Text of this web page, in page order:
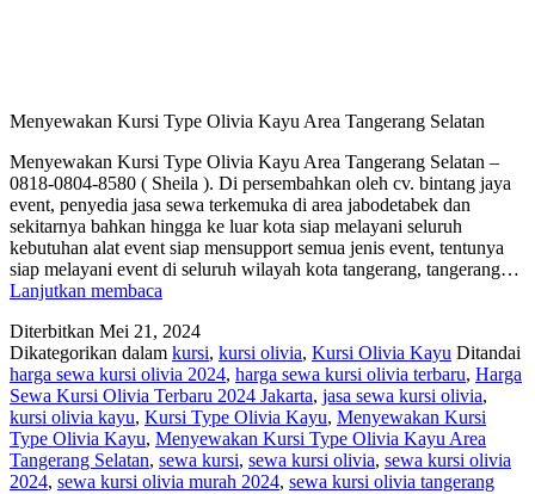
Menyewakan Kursi Type Olivia Kayu Area Tangerang Selatan
Menyewakan Kursi Type Olivia Kayu Area Tangerang Selatan –
0818-0804-8580 ( Sheila ). Di persembahkan oleh cv. bintang jaya
event, penyedia jasa sewa terkemuka di area jabodetabek dan
sekitarnya bahkan hingga ke luar kota siap melayani seluruh
kebutuhan alat event siap mensupport semua jenis event, tentunya
siap melayani event di seluruh wilayah kota tangerang, tangerang…
Lanjutkan membaca
Type
Olivia
Kayu
Area
Tangerang
Selatan
Diterbitkan Mei 21, 2024
Dikategorikan dalam kursi, kursi olivia, Kursi Olivia Kayu Ditandai
harga sewa kursi olivia 2024, harga sewa kursi olivia terbaru, Harga
Sewa Kursi Olivia Terbaru 2024 Jakarta, jasa sewa kursi olivia,
kursi olivia kayu, Kursi Type Olivia Kayu, Menyewakan Kursi
Type Olivia Kayu, Menyewakan Kursi Type Olivia Kayu Area
Tangerang Selatan, sewa kursi, sewa kursi olivia, sewa kursi olivia
2024, sewa kursi olivia murah 2024, sewa kursi olivia tangerang